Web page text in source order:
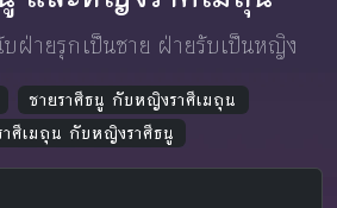
บฝ่ายรุกเป็นชาย ฝ่ายรับเป็นหญิง
ชายราศีธนู กับหญิงราศีเมถุน
าศีเมถุน กับหญิงราศีธนู